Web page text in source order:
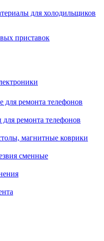
для холодильщиков
приставок
для ремонта телефонов
ремонта телефонов
магнитные коврики
сменные